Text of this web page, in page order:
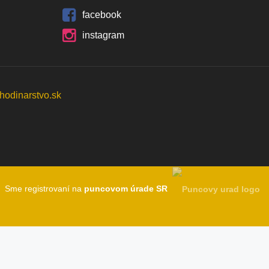
facebook
instagram
Sme registrovaní na puncovom úrade SR